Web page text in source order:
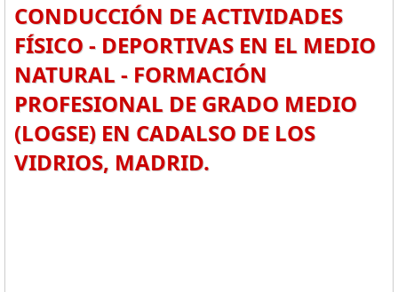
CONDUCCIÓN DE ACTIVIDADES
FÍSICO - DEPORTIVAS EN EL MEDIO
NATURAL - FORMACIÓN
PROFESIONAL DE GRADO MEDIO
(LOGSE) EN CADALSO DE LOS
VIDRIOS, MADRID.